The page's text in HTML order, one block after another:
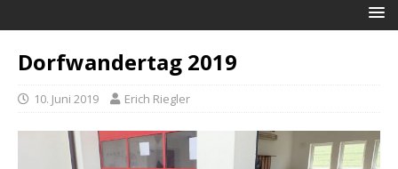
Dorfwandertag 2019
10. Juni 2019 Erich Riegler